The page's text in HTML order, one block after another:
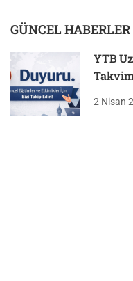
GÜNCEL HABERLER
YTB
2 Nisan